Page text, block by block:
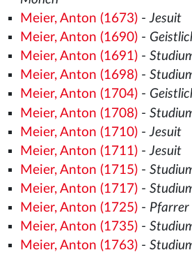
Meier, Anton (1673)-Jesuit
Meier, Anton (1690)-
Meier, Anton (1691)-
Meier, Anton (1698)-
Meier, Anton (1704)-
Meier, Anton (1708)-
Meier, Anton (1710)- Jesuit
Meier, Anton (1711)- Jesuit
Meier, Anton (1715)-
Meier, Anton (1717)-
Meier, Anton (1725)- Pfarrer
Meier, Anton (1735)-
Meier, Anton (1763)-